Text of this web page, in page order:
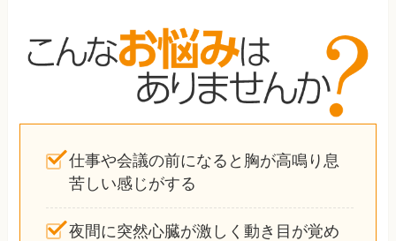
仕事や会議の前になると胸が高鳴り息
苦しい感じがする
夜間に突然心臓が激しく動き目が覚め